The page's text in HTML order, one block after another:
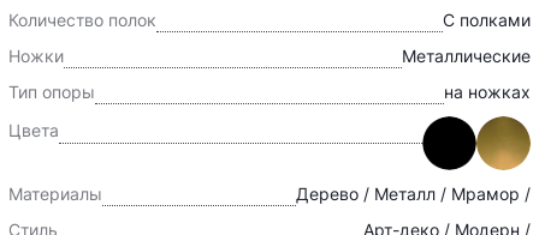
Количество полок
С полками
Ножки
Металлические
Тип опоры
на ножках
Цвета
Материалы
Дерево / Металл / Мрамор /
Стиль
Арт-деко / Модерн /